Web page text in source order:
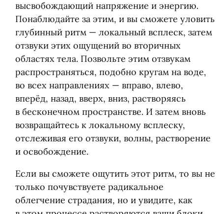
высвобождающий напряжение и энергию.
Понаблюдайте за этим, и вы сможете уловить
глубинный ритм — локальный всплеск, затем
отзвуки этих ощущений во вторичных
областях тела. Позвольте этим отзвукам
распространяться, подобно кругам на воде,
во всех направлениях — вправо, влево,
вперёд, назад, вверх, вниз, растворяясь
в бесконечном пространстве. И затем вновь
возвращайтесь к локальному всплеску,
отслеживая его отзвуки, волны, растворение
и освобождение.
Если вы сможете ощутить этот ритм, то вы не
только почувствуете радикальное
облегчение страдания, но и увидите, как